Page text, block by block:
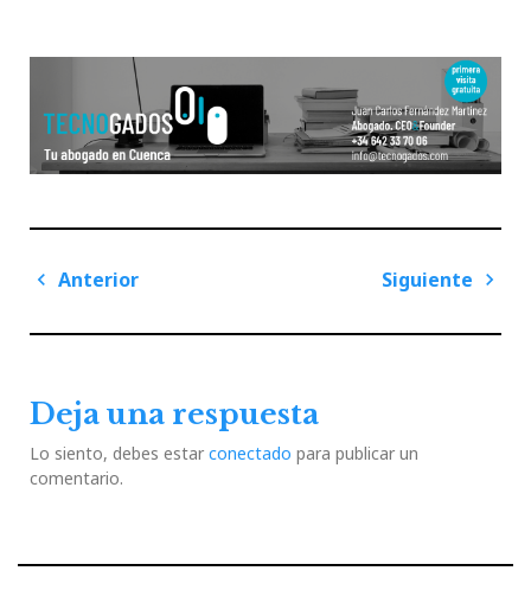
Navegación
entradas
Anterior
Siguiente
Deja una respuesta
Lo siento, debes estar conectado para publicar un
comentario.